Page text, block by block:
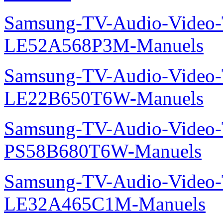
Samsung-TV-Audio-
LE52A568P3M-Manuels
Samsung-TV-Audio-
LE22B650T6W-Manuels
Samsung-TV-Audio-
PS58B680T6W-Manuels
Samsung-TV-Audio-
LE32A465C1M-Manuels